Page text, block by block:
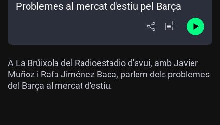
Problemes al mercat d'estiu pel Barça
A La Brúixola del Radioestadio d'avui, amb Javier
Muñoz i Rafa Jiménez Baca, parlem dels problemes
del Barça al mercat d'estiu.